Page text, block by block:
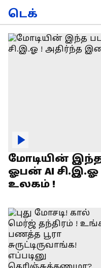
டெக்
மோடியின்
ஓபன் AI
உலகம் !